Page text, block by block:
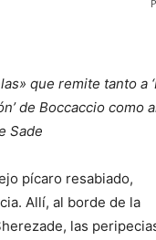
que remite tanto a
de Boccaccio como
Sade
pícaro resabiado,
Allí, al borde de la
las